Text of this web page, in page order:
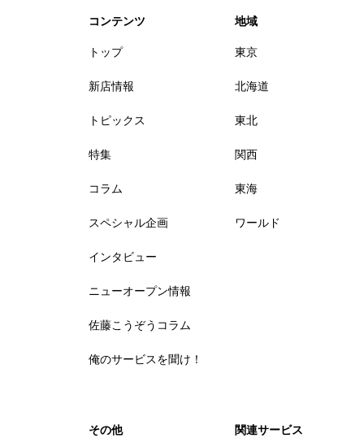
コンテンツ
トップ
新店情報
トピックス
特集
コラム
スペシャル企画
インタビュー
ニューオープン情報
佐藤こうぞうコラム
俺のサービスを聞け！
地域
東京
北海道
東北
関西
東海
ワールド
その他
関連サービス